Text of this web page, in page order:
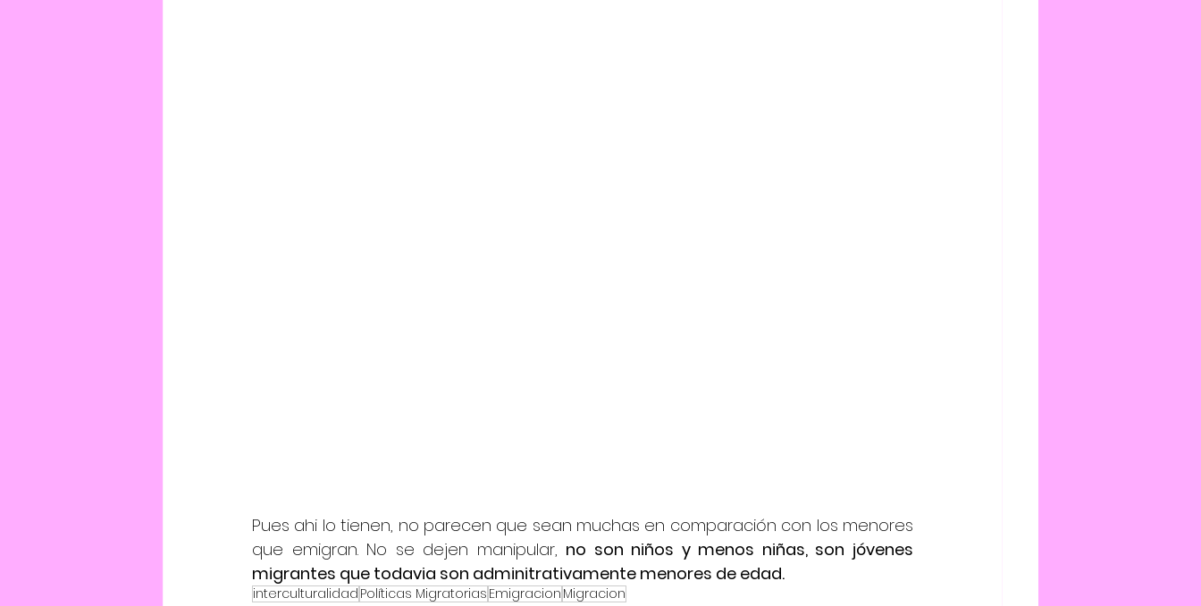
Pues ahi lo tienen, no parecen que sean muchas en comparación con los menores
que emigran. No se dejen manipular, no son niños y menos niñas, son jóvenes
migrantes que todavia son adminitrativamente menores de edad.
interculturalidad Políticas Migratorias Emigracion Migracion